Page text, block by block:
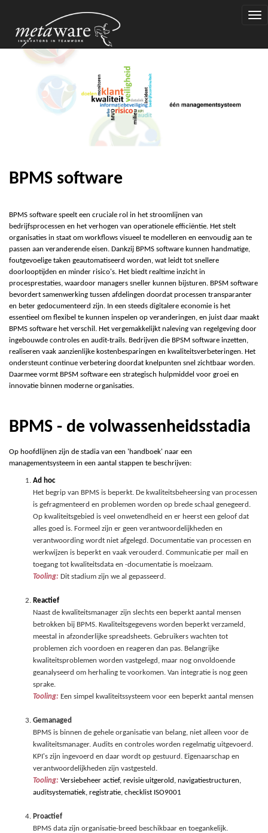
BPMS software
BPMS software speelt een cruciale rol in het stroomlijnen van
bedrijfsprocessen en het verhogen van operationele efficiëntie. Het stelt
organisaties in staat om workflows visueel te modelleren en eenvoudig aan te
passen aan veranderende eisen. Dankzij BPMS software kunnen handmatige,
foutgevoelige taken geautomatiseerd worden, wat leidt tot snellere
doorlooptijden en minder risico's. Het biedt realtime inzicht in
procesprestaties, waardoor managers sneller kunnen bijsturen. BPSM software
bevordert samenwerking tussen afdelingen doordat processen transparanter
en beter gedocumenteerd zijn. In een steeds digitalere economie is het
essentieel om flexibel te kunnen inspelen op veranderingen, en juist daar maakt
BPMS software het verschil. Het vergemakkelijkt naleving van regelgeving door
ingebouwde controles en audit-trails. Bedrijven die BPSM software inzetten,
realiseren vaak aanzienlijke kostenbesparingen en kwaliteitsverbeteringen. Het
ondersteunt continue verbetering doordat knelpunten snel zichtbaar worden.
Daarmee vormt BPSM software een strategisch hulpmiddel voor groei en
innovatie binnen moderne organisaties.
BPMS - de volwassenheidsstadia
Op hoofdlijnen zijn de stadia van een 'handboek' naar een
managementsysteem in een aantal stappen te beschrijven:
Ad hoc
Het begrip van BPMS is beperkt. De kwaliteitsbeheersing van processen
is gefragmenteerd en problemen worden op brede schaal genegeerd.
Op kwaliteitsgebied is veel onwetendheid en er heerst een geloof dat
alles goed is. Formeel zijn er geen verantwoordelijkheden en
verantwoording wordt niet afgelegd. Documentatie van processen en
werkwijzen is beperkt en vaak verouderd. Communicatie per mail en
toegang tot kwaliteitsdata en -documentatie is moeizaam.
Tooling: Dit stadium zijn we al gepasseerd.
Reactief
Naast de kwaliteitsmanager zijn slechts een beperkt aantal mensen
betrokken bij BPMS. Kwaliteitsgegevens worden beperkt verzameld,
meestal in afzonderlijke spreadsheets. Gebruikers wachten tot
problemen zich voordoen en reageren dan pas. Belangrijke
kwaliteitsproblemen worden vastgelegd, maar nog onvoldoende
geanalyseerd om herhaling te voorkomen. Van integratie is nog geen
sprake.
Tooling: Een simpel kwaliteitssysteem voor een beperkt aantal mensen
Gemanaged
BPMS is binnen de gehele organisatie van belang, niet alleen voor de
kwaliteitsmanager. Audits en controles worden regelmatig uitgevoerd.
KPI's zijn ingevoerd en daar wordt op gestuurd. Eigenaarschap en
verantwoordelijkheden zijn vastgesteld.
Tooling: Versiebeheer actief, revisie uitgerold, navigatiestructuren,
auditsystematiek, registratie, checklist ISO9001
Proactief
BPMS data zijn organisatie-breed beschikbaar en toegankelijk.